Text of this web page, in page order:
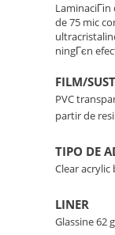
de 75 mic
ningГєn
FILM/
PVC
partir de
TIPO DE
Clear
LINER
Glassine 62